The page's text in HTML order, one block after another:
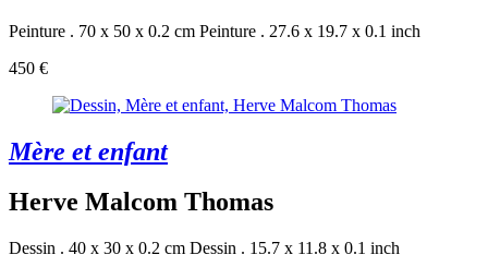
Peinture . 70 x 50 x 0.2 cm Peinture . 27.6 x 19.7 x 0.1 inch
450 €
Mère et enfant
Herve Malcom Thomas
Dessin . 40 x 30 x 0.2 cm Dessin . 15.7 x 11.8 x 0.1 inch